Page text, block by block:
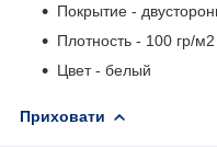
Покрытие -
Плотность - 100 гр/м2
Цвет - белый
Приховати